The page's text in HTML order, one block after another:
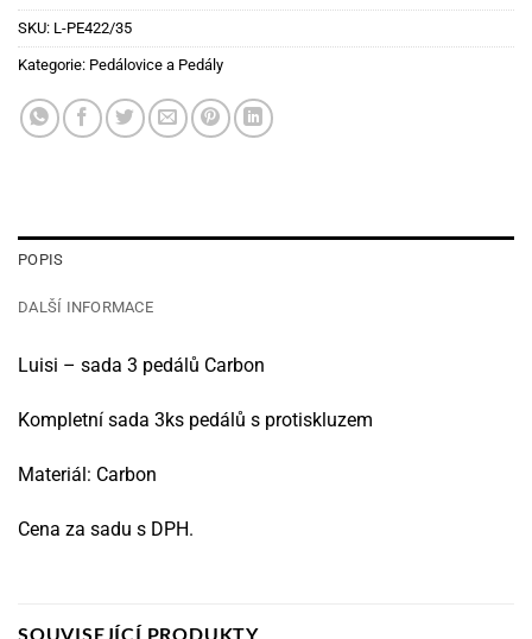
SKU: L-PE422/35
Kategorie: Pedálovice a Pedály
POPIS
DALŠÍ INFORMACE
Luisi – sada 3 pedálů Carbon
Kompletní sada 3ks pedálů s protiskluzem
Materiál: Carbon
Cena za sadu s DPH.
SOUVISEJÍCÍ PRODUKTY